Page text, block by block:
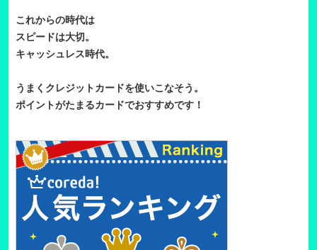
これからの時代は
スピードは大切。
キャッシュレス時代。
うまくクレジットカードを使いこなそう。
ポイントがたまるカードでおすすめです！